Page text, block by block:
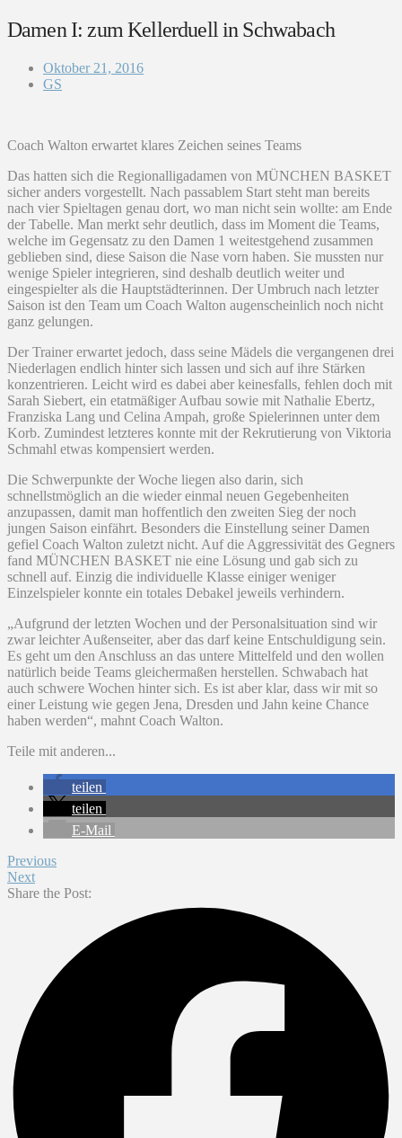
Damen I: zum Kellerduell in Schwabach
Oktober 21, 2016
GS
Coach Walton erwartet klares Zeichen seines Teams
Das hatten sich die Regionalligadamen von MÜNCHEN BASKET
sicher anders vorgestellt. Nach passablem Start steht man bereits
nach vier Spieltagen genau dort, wo man nicht sein wollte: am Ende
der Tabelle. Man merkt sehr deutlich, dass im Moment die Teams,
welche im Gegensatz zu den Damen 1 weitestgehend zusammen
geblieben sind, diese Saison die Nase vorn haben. Sie mussten nur
wenige Spieler integrieren, sind deshalb deutlich weiter und
eingespielter als die Hauptstädterinnen. Der Umbruch nach letzter
Saison ist den Team um Coach Walton augenscheinlich noch nicht
ganz gelungen.
Der Trainer erwartet jedoch, dass seine Mädels die vergangenen drei
Niederlagen endlich hinter sich lassen und sich auf ihre Stärken
konzentrieren. Leicht wird es dabei aber keinesfalls, fehlen doch mit
Sarah Siebert, ein etatmäßiger Aufbau sowie mit Nathalie Ebertz,
Franziska Lang und Celina Ampah, große Spielerinnen unter dem
Korb. Zumindest letzteres konnte mit der Rekrutierung von Viktoria
Schmahl etwas kompensiert werden.
Die Schwerpunkte der Woche liegen also darin, sich
schnellstmöglich an die wieder einmal neuen Gegebenheiten
anzupassen, damit man hoffentlich den zweiten Sieg der noch
jungen Saison einfährt. Besonders die Einstellung seiner Damen
gefiel Coach Walton zuletzt nicht. Auf die Aggressivität des Gegners
fand MÜNCHEN BASKET nie eine Lösung und gab sich zu
schnell auf. Einzig die individuelle Klasse einiger weniger
Einzelspieler konnte ein totales Debakel jeweils verhindern.
„Aufgrund der letzten Wochen und der Personalsituation sind wir
zwar leichter Außenseiter, aber das darf keine Entschuldigung sein.
Es geht um den Anschluss an das untere Mittelfeld und den wollen
natürlich beide Teams gleichermaßen herstellen. Schwabach hat
auch schwere Wochen hinter sich. Es ist aber klar, dass wir mit so
einer Leistung wie gegen Jena, Dresden und Jahn keine Chance
haben werden“, mahnt Coach Walton.
Teile mit anderen...
teilen
teilen
E-Mail
Previous
Next
Share the Post: